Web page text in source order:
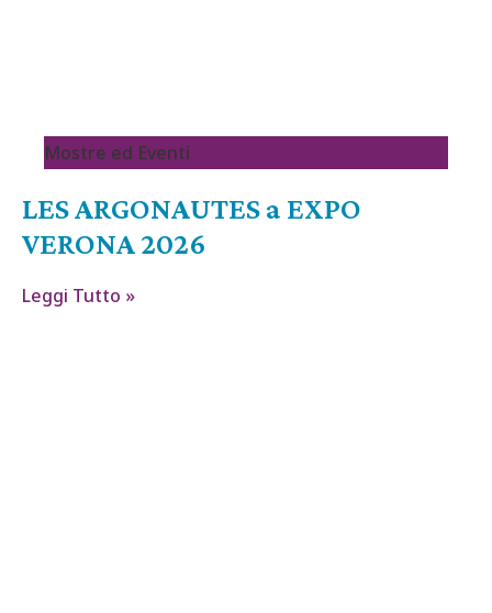
Mostre ed Eventi
LES ARGONAUTES a EXPO
VERONA 2026
Leggi Tutto »